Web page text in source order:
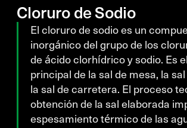
Cloruro de Sodio
El cloruro de sodio es un
inorgánico del grupo de los
de ácido clorhídrico y sodio. Es
principal de la sal de mesa, la
la sal de carretera. El proceso
obtención de la sal elaborada
espesamiento térmico de las